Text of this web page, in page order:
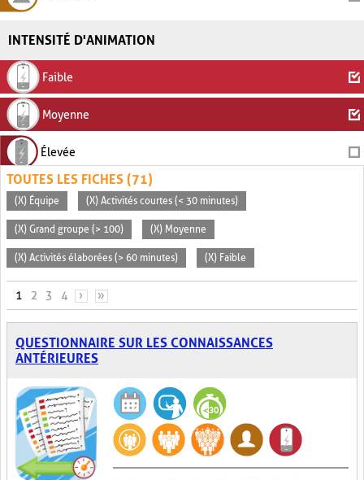
INTENSITÉ D'ANIMATION
Faible
Moyenne
Élevée
TOUTES LES FICHES (71)
(X) Équipe (X) Activités courtes (< 30 minutes)
(X) Grand groupe (> 100) (X) Moyenne
(X) Activités élaborées (> 60 minutes) (X) Faible
PAGES
1 2 3 4 › »
QUESTIONNAIRE SUR LES CONNAISSANCES
ANTÉRIEURES